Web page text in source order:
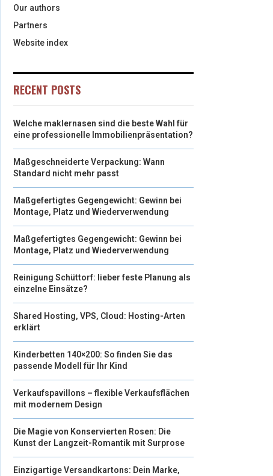
Our authors
Partners
Website index
RECENT POSTS
Welche maklernasen sind die beste Wahl für
eine professionelle Immobilienpräsentation?
Maßgeschneiderte Verpackung: Wann
Standard nicht mehr passt
Maßgefertigtes Gegengewicht: Gewinn bei
Montage, Platz und Wiederverwendung
Maßgefertigtes Gegengewicht: Gewinn bei
Montage, Platz und Wiederverwendung
Reinigung Schüttorf: lieber feste Planung als
einzelne Einsätze?
Shared Hosting, VPS, Cloud: Hosting-Arten
erklärt
Kinderbetten 140×200: So finden Sie das
passende Modell für Ihr Kind
Verkaufspavillons – flexible Verkaufsflächen
mit modernem Design
Die Magie von Konservierten Rosen: Die
Kunst der Langzeit-Romantik mit Surprose
Einzigartige Versandkartons: Dein Marke,